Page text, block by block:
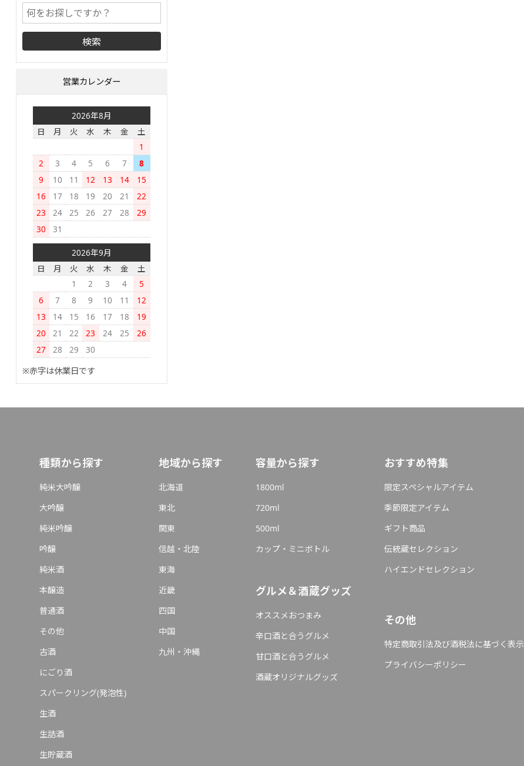
営業カレンダー
2026年8月
日
月 火 水 木 金
土
1
2
3 4 5 6 7
8
9
10 11 12 13 14
15
16
17 18 19 20 21
22
23
24 25 26 27 28
29
30
31
2026年9月
日
月 火 水 木 金
土
1
2 3 4
5
6
7 8 9 10 11
12
13
14 15 16 17 18
19
20
21 22 23 24 25
26
27
28 29
30
※赤字は休業日です
種類から探す
純米大吟醸
大吟醸
純米吟醸
吟醸
純米酒
本醸造
普通酒
その他
古酒
にごり酒
スパークリング(発泡性)
生酒
生詰酒
生貯蔵酒
地域から探す
北海道
東北
関東
信越・北陸
東海
近畿
四国
中国
九州・沖縄
容量から探す
1800ml
720ml
500ml
カップ・ミニボトル
グルメ＆酒蔵グッズ
オススメおつまみ
辛口酒と合うグルメ
甘口酒と合うグルメ
酒蔵オリジナルグッズ
おすすめ特集
限定スペシャルアイテム
季節限定アイテム
ギフト商品
伝統蔵セレクション
ハイエンドセレクション
その他
特定商取引法及び酒税法に基づく表示
プライバシーポリシー